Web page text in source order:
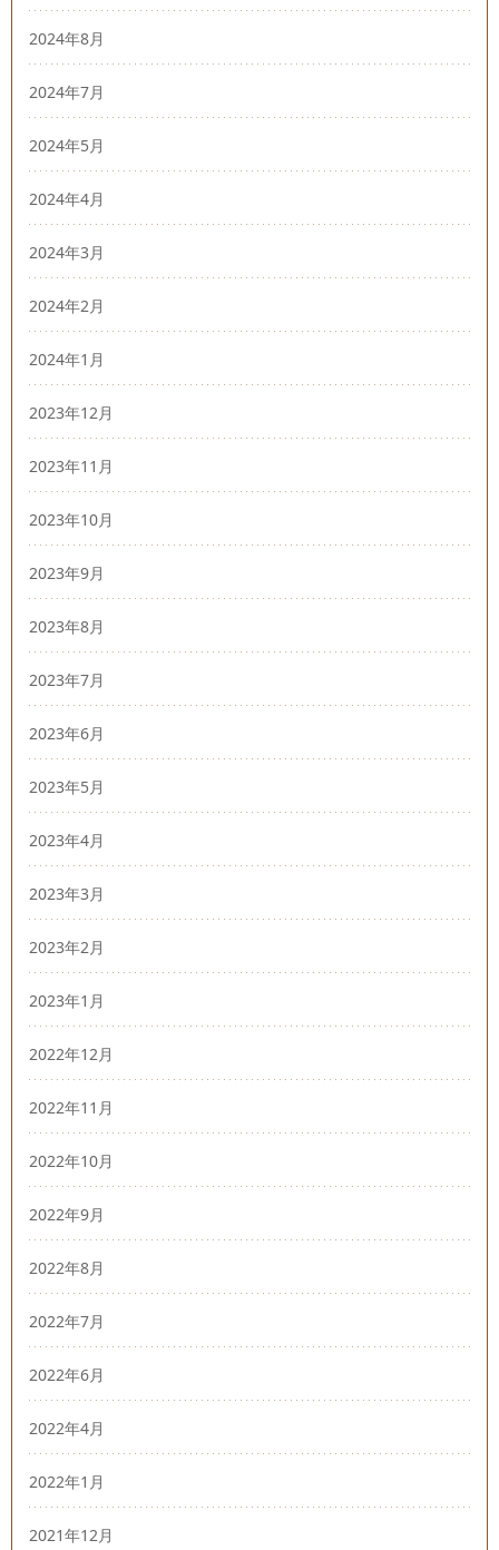
2024年8月
2024年7月
2024年5月
2024年4月
2024年3月
2024年2月
2024年1月
2023年12月
2023年11月
2023年10月
2023年9月
2023年8月
2023年7月
2023年6月
2023年5月
2023年4月
2023年3月
2023年2月
2023年1月
2022年12月
2022年11月
2022年10月
2022年9月
2022年8月
2022年7月
2022年6月
2022年4月
2022年1月
2021年12月